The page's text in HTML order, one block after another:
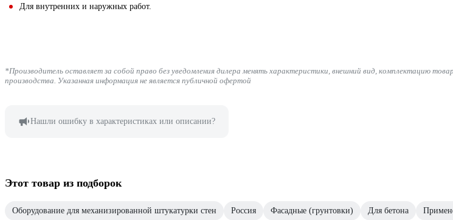
Для внутренних и наружных работ.
*Производитель оставляет за собой право без уведомления дилера менять характеристики, внешний вид, комплектацию
производства. Указанная информация не является публичной офертой
Нашли ошибку в характеристиках или описании?
Этот товар из подборок
Оборудование для механизированной штукатурки стен Россия Фасадные (грунтовки) Для бетона